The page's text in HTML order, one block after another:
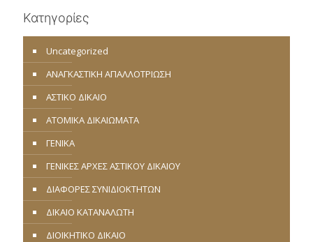
Κατηγορίες
Uncategorized
ΑΝΑΓΚΑΣΤΙΚΗ ΑΠΑΛΛΟΤΡΙΩΣΗ
ΑΣΤΙΚΟ ΔΙΚΑΙΟ
ΑΤΟΜΙΚΑ ΔΙΚΑΙΩΜΑΤΑ
ΓΕΝΙΚΑ
ΓΕΝΙΚΕΣ ΑΡΧΕΣ ΑΣΤΙΚΟΥ ΔΙΚΑΙΟΥ
ΔΙΑΦΟΡΕΣ ΣΥΝΙΔΙΟΚΤΗΤΩΝ
ΔΙΚΑΙΟ ΚΑΤΑΝΑΛΩΤΗ
ΔΙΟΙΚΗΤΙΚΟ ΔΙΚΑΙΟ